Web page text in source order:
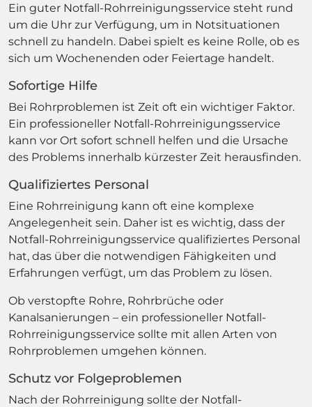
Ein guter Notfall-Rohrreinigungsservice steht rund
um die Uhr zur Verfügung, um in Notsituationen
schnell zu handeln. Dabei spielt es keine Rolle, ob es
sich um Wochenenden oder Feiertage handelt.
Sofortige Hilfe
Bei Rohrproblemen ist Zeit oft ein wichtiger Faktor.
Ein professioneller Notfall-Rohrreinigungsservice
kann vor Ort sofort schnell helfen und die Ursache
des Problems innerhalb kürzester Zeit herausfinden.
Qualifiziertes Personal
Eine Rohrreinigung kann oft eine komplexe
Angelegenheit sein. Daher ist es wichtig, dass der
Notfall-Rohrreinigungsservice qualifiziertes Personal
hat, das über die notwendigen Fähigkeiten und
Erfahrungen verfügt, um das Problem zu lösen.
Ob verstopfte Rohre, Rohrbrüche oder
Kanalsanierungen – ein professioneller Notfall-
Rohrreinigungsservice sollte mit allen Arten von
Rohrproblemen umgehen können.
Schutz vor Folgeproblemen
Nach der Rohrreinigung sollte der Notfall-